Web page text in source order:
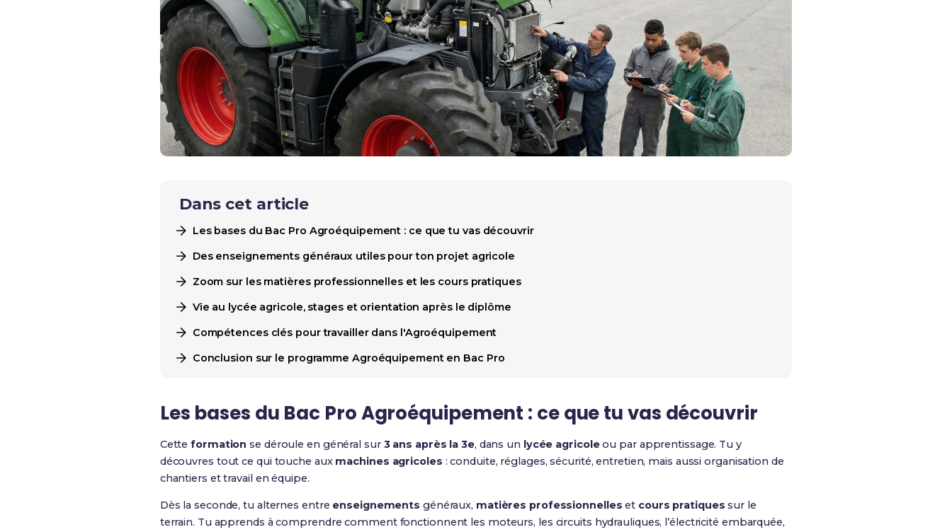
Dans cet article
Les bases du Bac Pro Agroéquipement : ce que tu vas découvrir
Des enseignements généraux utiles pour ton projet agricole
Zoom sur les matières professionnelles et les cours pratiques
Vie au lycée agricole, stages et orientation après le diplôme
Compétences clés pour travailler dans l'Agroéquipement
Conclusion sur le programme Agroéquipement en Bac Pro
Les bases du Bac Pro Agroéquipement : ce que tu vas découvrir
Cetteformation se déroule en général sur 3 ans après la 3e, dans un lycée agricoleou par apprentissage. Tu y
découvres tout ce qui touche aux machines agricoles : conduite, réglages, sécurité, entretien, mais aussi organisation de
chantiers et travail en équipe.
Dès la seconde, tu alternes entre enseignements généraux, matières professionnelles et cours pratiques sur le
terrain. Tu apprends à comprendre comment fonctionnent les moteurs, les circuits hydrauliques, l’électricité embarquée,